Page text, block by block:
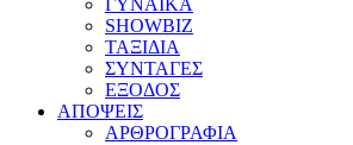
ΓΥΝΑΙΚΑ
SHOWBIZ
ΤΑΞΙΔΙΑ
ΣΥΝΤΑΓΕΣ
ΕΞΟΔΟΣ
ΑΠΟΨΕΙΣ
ΑΡΘΡΟΓΡΑΦΙΑ